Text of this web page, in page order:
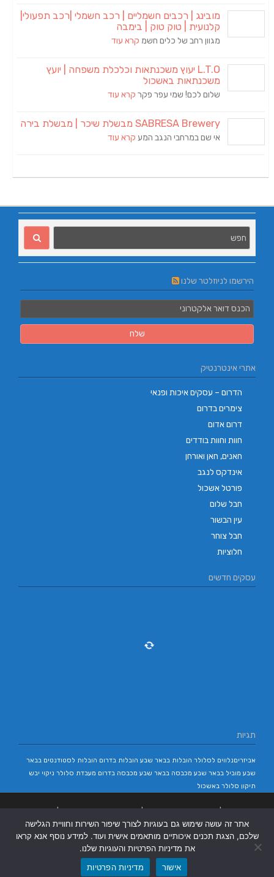
מובינג | רכבים חשמליים | רכב חשמלי |רכב תפעולי|
קלנועית | טוק טוק | בימבה
מגוון רחב של כלים חשמ קרא עוד
L.T.O יעוץ משכנתאות וכלכלת משפחה | יועץ
משכנתאות באשכול
שלום לכם! שמי עפר פקר קרא עוד
SABRESA Brewery מבשלת שיכר | מבשלת בירה
אי שם במרחבי הנגב המע קרא עוד
הירשמו לניוזלטר שלנו
אתרי אינטרנטיק
הדרום – עסקים איכות ופנאי
צימרים בדרום
דרום אדום
חוות וחוות בודדים
חאנים, חאן ואורחן
אינדקס לנגב
פורטל אשכול
חבל שלום
עין הבשור
חבל צוחר
חלוציות
עסקים חדשים
תגיות
אביזריםנלווים לסלולר הובלות בבאר שבע הובלות בדרום הובלות לסטודנטים בבאר
שבע מוביל בבאר שבע מכבסה בבאר שבע מכבסה בדרום מעבדת סלולר ניקוי יבש
תיקון סלולר באשכול
בבאר שבע |
אתר זה עושה שימוש גם בעוגיות לצורך שיפור השירות וחוויית הגלישה
שלכם, הצגת תכנים איכותיים מותאמים אישית ועוד. למידע נוסף אנא קראו
את מדיניות הפרטיות והעוגיות שלנו.
אישור
מדיניות הפרטיות